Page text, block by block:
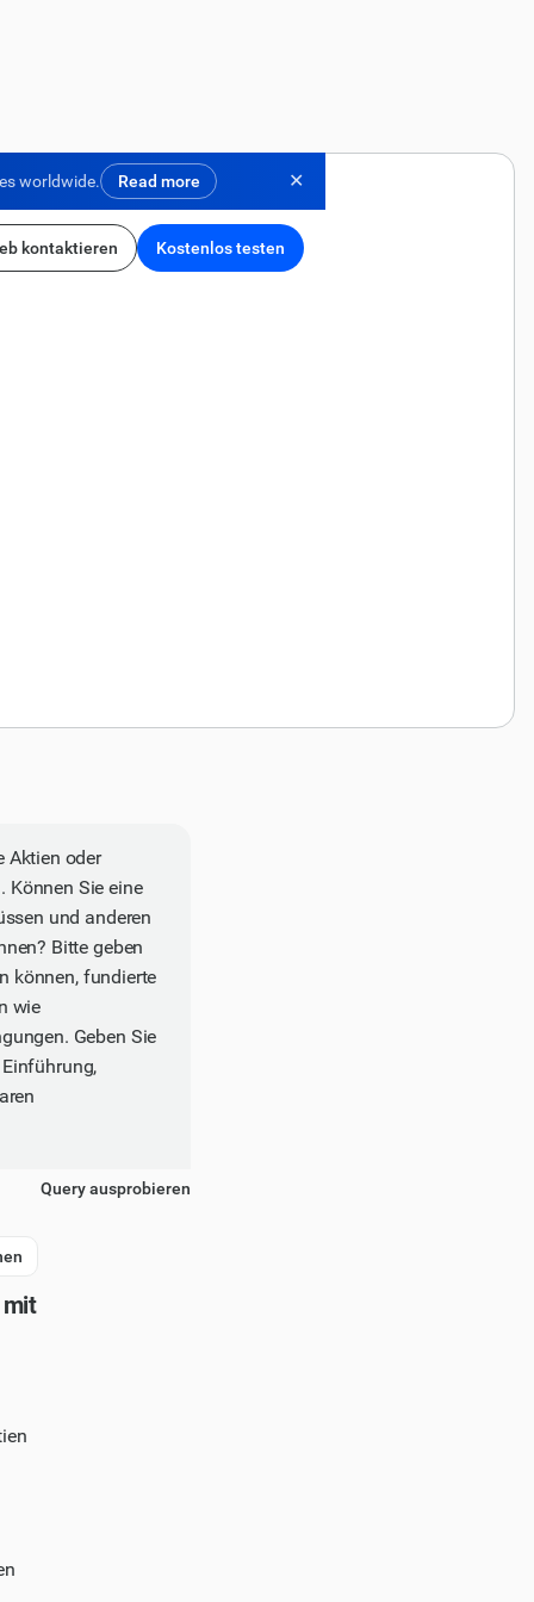
worldwide. Read more ✕
kontaktieren Kostenlos testen
Aktien oder
Können Sie eine
und anderen
Bitte geben
können, fundierte
wie
Geben Sie
Query ausprobieren